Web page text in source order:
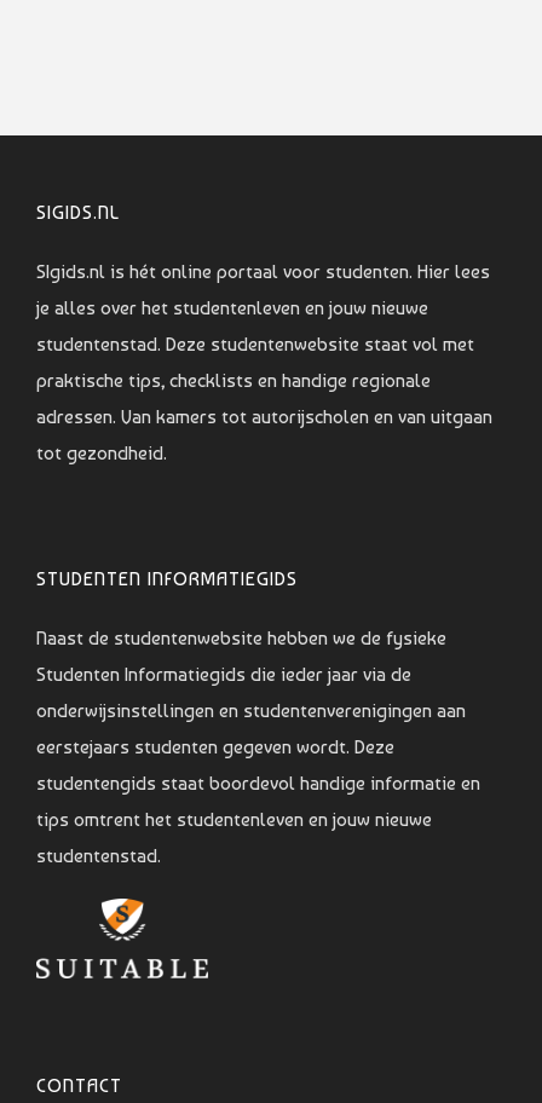
SIGIDS.NL
SIgids.nl is hét online portaal voor studenten. Hier lees
je alles over het studentenleven en jouw nieuwe
studentenstad. Deze studentenwebsite staat vol met
praktische tips, checklists en handige regionale
adressen. Van kamers tot autorijscholen en van uitgaan
tot gezondheid.
STUDENTEN INFORMATIEGIDS
Naast de studentenwebsite hebben we de fysieke
Studenten Informatiegids die ieder jaar via de
onderwijsinstellingen en studentenverenigingen aan
eerstejaars studenten gegeven wordt. Deze
studentengids staat boordevol handige informatie en
tips omtrent het studentenleven en jouw nieuwe
studentenstad.
CONTACT